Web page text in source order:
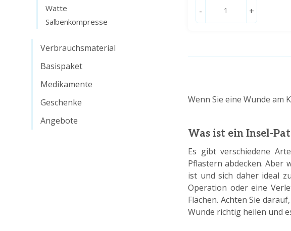
Watte
Salbenkompresse
Verbrauchsmaterial
Basispaket
Medikamente
Geschenke
Angebote
- +
Wenn Sie eine Wunde am
Was ist ein Insel-
Es gibt verschiedene
Pflastern abdecken. Aber
ist und sich daher ideal
Operation oder eine
Flächen. Achten Sie
Wunde richtig heilen und